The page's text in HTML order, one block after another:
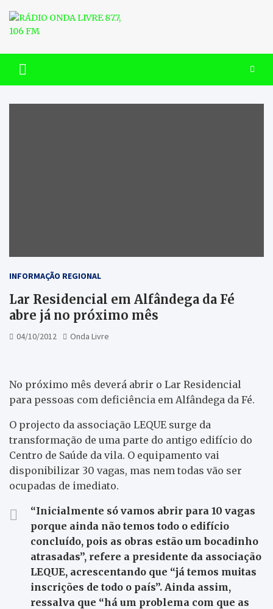
content
RÁDIO ONDA LIVRE 87.7, 106
FM
INFORMAÇÃO REGIONAL
Lar Residencial em Alfândega da Fé
abre já no próximo mês
04/10/2012 Onda Livre
No próximo mês deverá abrir o Lar Residencial
para pessoas com deficiência em Alfândega da Fé.
O projecto da associação LEQUE surge da
transformação de uma parte do antigo edifício do
Centro de Saúde da vila. O equipamento vai
disponibilizar 30 vagas, mas nem todas vão ser
ocupadas de imediato.
“Inicialmente só vamos abrir para 10 vagas
porque ainda não temos todo o edifício
concluído, pois as obras estão um bocadinho
atrasadas”, refere a presidente da associação
LEQUE, acrescentando que “já temos muitas
inscrições de todo o país”. Ainda assim,
ressalva que “há um problema com que as